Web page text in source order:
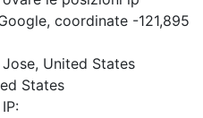
coordinate -121,895
United States
States